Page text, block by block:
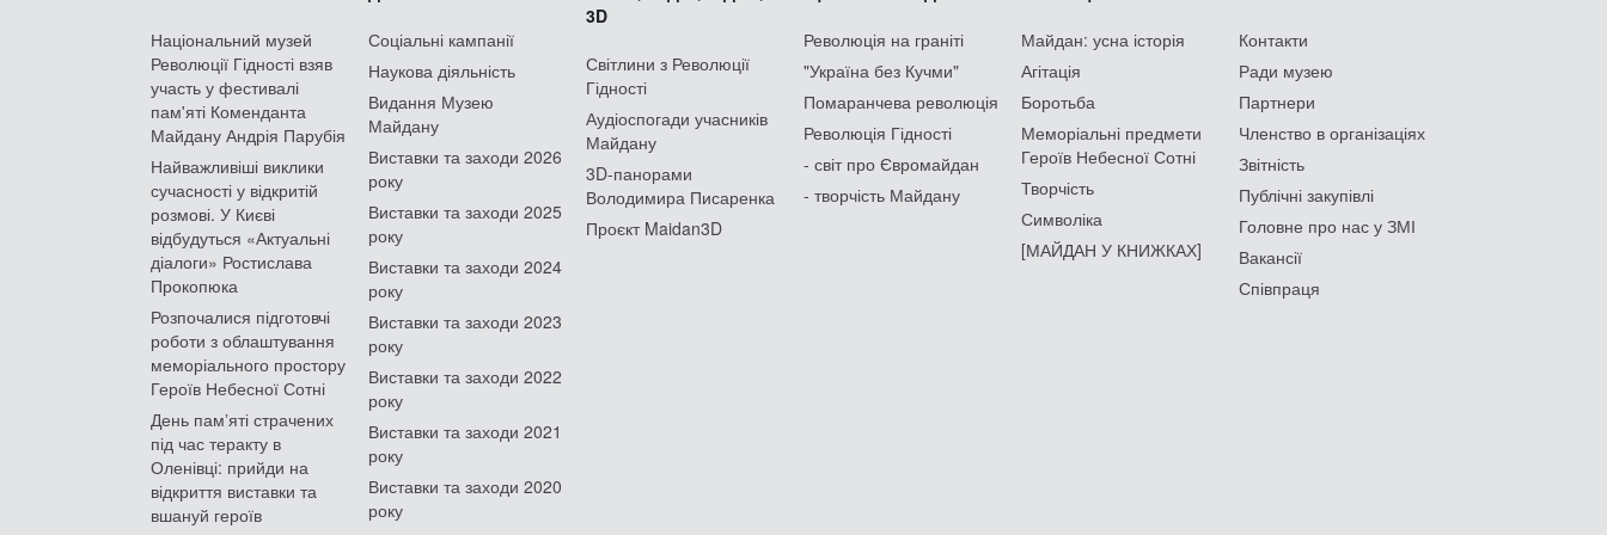
Національний музей
Революції Гідності взяв
участь у фестивалі
пам'яті Коменданта
Майдану Андрія Парубія
Найважливіші виклики
сучасності у відкритій
розмові. У Києві
відбудуться «Актуальні
діалоги» Ростислава
Прокопюка
Розпочалися підготовчі
роботи з облаштування
меморіального простору
Героїв Небесної Сотні
День памʼяті страчених
під час теракту в
Оленівці: прийди на
відкриття виставки та
вшануй героїв
Соціальні кампанії
Наукова діяльність
Видання Музею
Майдану
Виставки та заходи 2026
року
Виставки та заходи 2025
року
Виставки та заходи 2024
року
Виставки та заходи 2023
року
Виставки та заходи 2022
року
Виставки та заходи 2021
року
Виставки та заходи 2020
року
3D
Світлини з Революції
Гідності
Аудіоспогади учасників
Майдану
3D-панорами
Володимира Писаренка
Проєкт Maidan3D
Революція на граніті
"Україна без Кучми"
Помаранчева революція
Революція Гідності
- світ про Євромайдан
- творчість Майдану
Майдан: усна історія
Агітація
Боротьба
Меморіальні предмети
Героїв Небесної Сотні
Творчість
Символіка
[МАЙДАН У КНИЖКАХ]
Контакти
Ради музею
Партнери
Членство в організаціях
Звітність
Публічні закупівлі
Головне про нас у ЗМІ
Вакансії
Співпраця